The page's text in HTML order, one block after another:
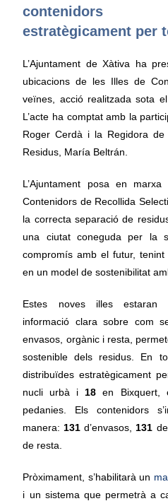
contenidors
estratègicament per
L’Ajuntament de Xàtiva ha
ubicacions de les Illes de
veïnes, acció realitzada sota
L’acte ha comptat amb la
Roger Cerdà i la Regidora
Residus, María Beltrán.
L’Ajuntament posa en
Contenidors de Recollida
la correcta separació de
una ciutat coneguda per la
compromís amb el futur, tenint
en un model de sostenibilitat
Estes noves illes estaran
informació clara sobre com
envasos, orgànic i resta,
sostenible dels residus. En
distribuïdes estratègicament
nucli urbà i 18 en Bixquert,
pedanies. Els contenidors
manera: 131 d’envasos, 131
de resta.
Pròximament, s’habilitarà un
i un sistema que permetrà a